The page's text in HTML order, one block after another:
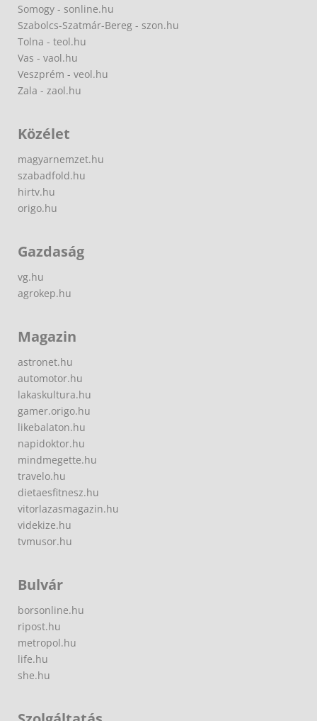
Somogy - sonline.hu
Szabolcs-Szatmár-Bereg - szon.hu
Tolna - teol.hu
Vas - vaol.hu
Veszprém - veol.hu
Zala - zaol.hu
Közélet
magyarnemzet.hu
szabadfold.hu
hirtv.hu
origo.hu
Gazdaság
vg.hu
agrokep.hu
Magazin
astronet.hu
automotor.hu
lakaskultura.hu
gamer.origo.hu
likebalaton.hu
napidoktor.hu
mindmegette.hu
travelo.hu
dietaesfitnesz.hu
vitorlazasmagazin.hu
videkize.hu
tvmusor.hu
Bulvár
borsonline.hu
ripost.hu
metropol.hu
life.hu
she.hu